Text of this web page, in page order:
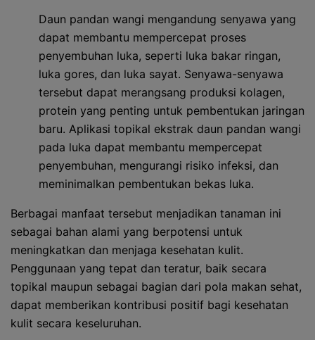
Daun pandan wangi mengandung senyawa yang
dapat membantu mempercepat proses
penyembuhan luka, seperti luka bakar ringan,
luka gores, dan luka sayat. Senyawa-senyawa
tersebut dapat merangsang produksi kolagen,
protein yang penting untuk pembentukan jaringan
baru. Aplikasi topikal ekstrak daun pandan wangi
pada luka dapat membantu mempercepat
penyembuhan, mengurangi risiko infeksi, dan
meminimalkan pembentukan bekas luka.
Berbagai manfaat tersebut menjadikan tanaman ini
sebagai bahan alami yang berpotensi untuk
meningkatkan dan menjaga kesehatan kulit.
Penggunaan yang tepat dan teratur, baik secara
topikal maupun sebagai bagian dari pola makan sehat,
dapat memberikan kontribusi positif bagi kesehatan
kulit secara keseluruhan.